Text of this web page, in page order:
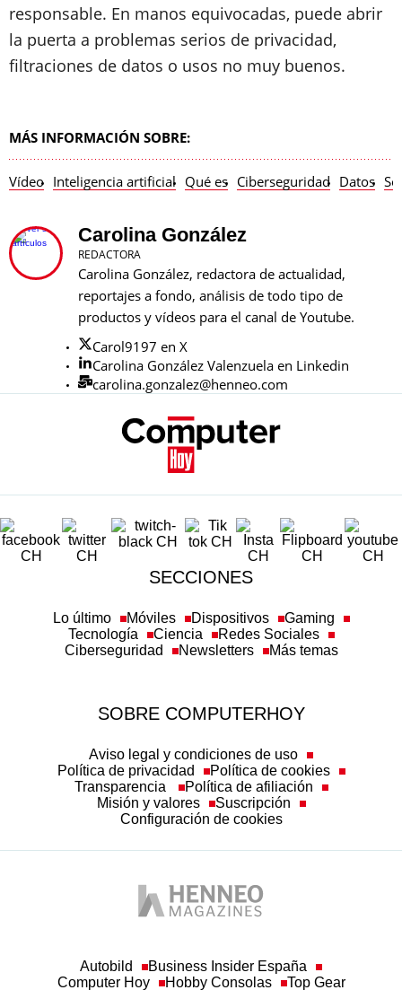
responsable. En manos equivocadas, puede abrir
la puerta a problemas serios de privacidad,
filtraciones de datos o usos no muy buenos.
MÁS INFORMACIÓN SOBRE:
Vídeo Inteligencia artificial Qué es Ciberseguridad Datos
Carolina González
REDACTORA
Carolina González, redactora de actualidad,
reportajes a fondo, análisis de todo tipo de
productos y vídeos para el canal de Youtube.
Carol9197 en X
Carolina González Valenzuela en Linkedin
carolina.gonzalez@henneo.com
SECCIONES
Lo último Móviles Dispositivos
Gaming
Tecnología
Ciencia
Redes Sociales
Ciberseguridad
Newsletters Más temas
SOBRE COMPUTERHOY
Aviso legal y condiciones de uso
Política de privacidad
Política de cookies
Transparencia
Política de afiliación
Misión y valores
Suscripción
Configuración de cookies
Autobild
Business Insider España
Computer Hoy
Hobby Consolas Top Gear